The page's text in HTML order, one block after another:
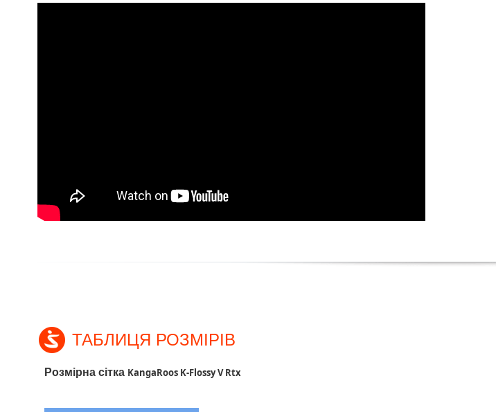
ТАБЛИЦЯ РОЗМІРІВ
Розмірна сітка KangaRoos K-Flossy V Rtx